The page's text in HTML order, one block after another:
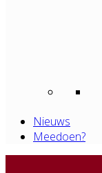
Nieuws
Meedoen?